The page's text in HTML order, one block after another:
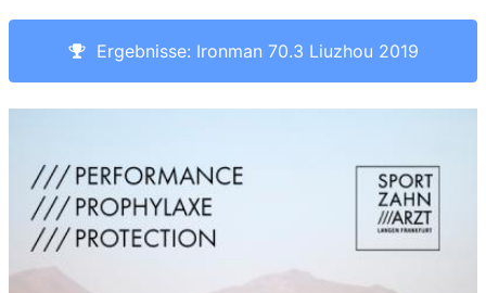
Ergebnisse: Ironman 70.3 Liuzhou 2019